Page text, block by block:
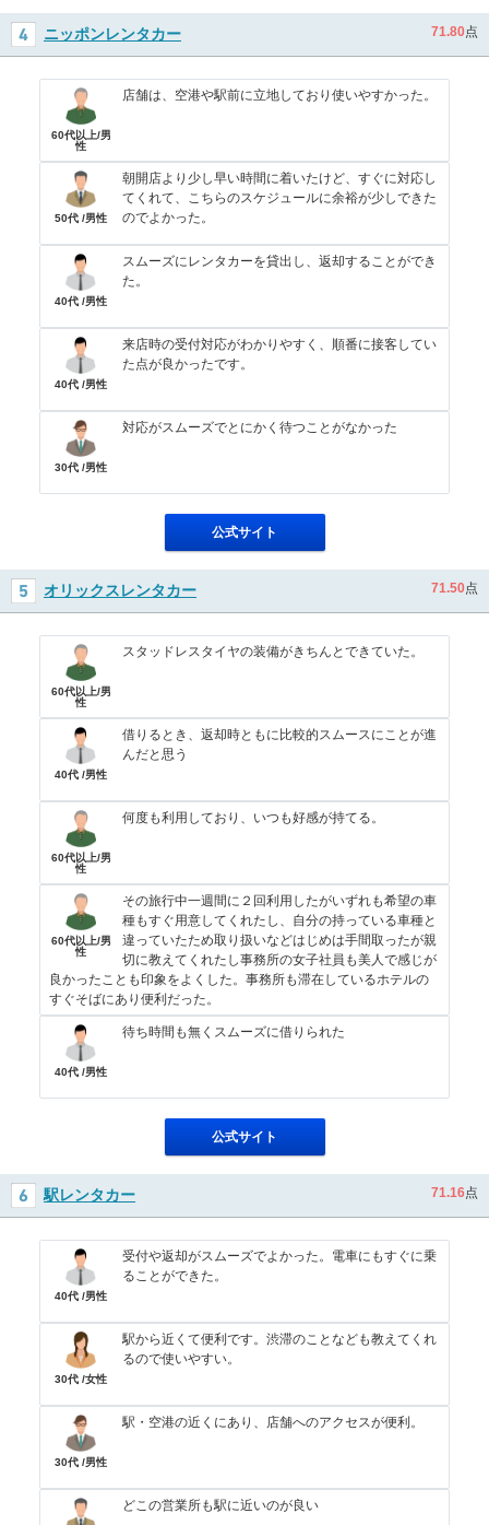
ニッポンレンタカー 71.80点
60代以上/男
性
店舗は、空港や駅前に立地しており使いやすかった。
50代 /男性
朝開店より少し早い時間に着いたけど、すぐに対応し
てくれて、こちらのスケジュールに余裕が少しできた
のでよかった。
40代 /男性
スムーズにレンタカーを貸出し、返却することができ
た。
40代 /男性
来店時の受付対応がわかりやすく、順番に接客してい
た点が良かったです。
30代 /男性
対応がスムーズでとにかく待つことがなかった
公式サイト
オリックスレンタカー 71.50点
60代以上/男
性
スタッドレスタイヤの装備がきちんとできていた。
40代 /男性
借りるとき、返却時ともに比較的スムースにことが進
んだと思う
60代以上/男
性
何度も利用しており、いつも好感が持てる。
60代以上/男
性
その旅行中一週間に２回利用したがいずれも希望の車
種もすぐ用意してくれたし、自分の持っている車種と
違っていたため取り扱いなどはじめは手間取ったが親
切に教えてくれたし事務所の女子社員も美人で感じが
良かったことも印象をよくした。事務所も滞在しているホテルの
すぐそばにあり便利だった。
40代 /男性
待ち時間も無くスムーズに借りられた
公式サイト
駅レンタカー 71.16点
40代 /男性
受付や返却がスムーズでよかった。電車にもすぐに乗
ることができた。
30代 /女性
駅から近くて便利です。渋滞のことなども教えてくれ
るので使いやすい。
30代 /男性
駅・空港の近くにあり、店舗へのアクセスが便利。
どこの営業所も駅に近いのが良い